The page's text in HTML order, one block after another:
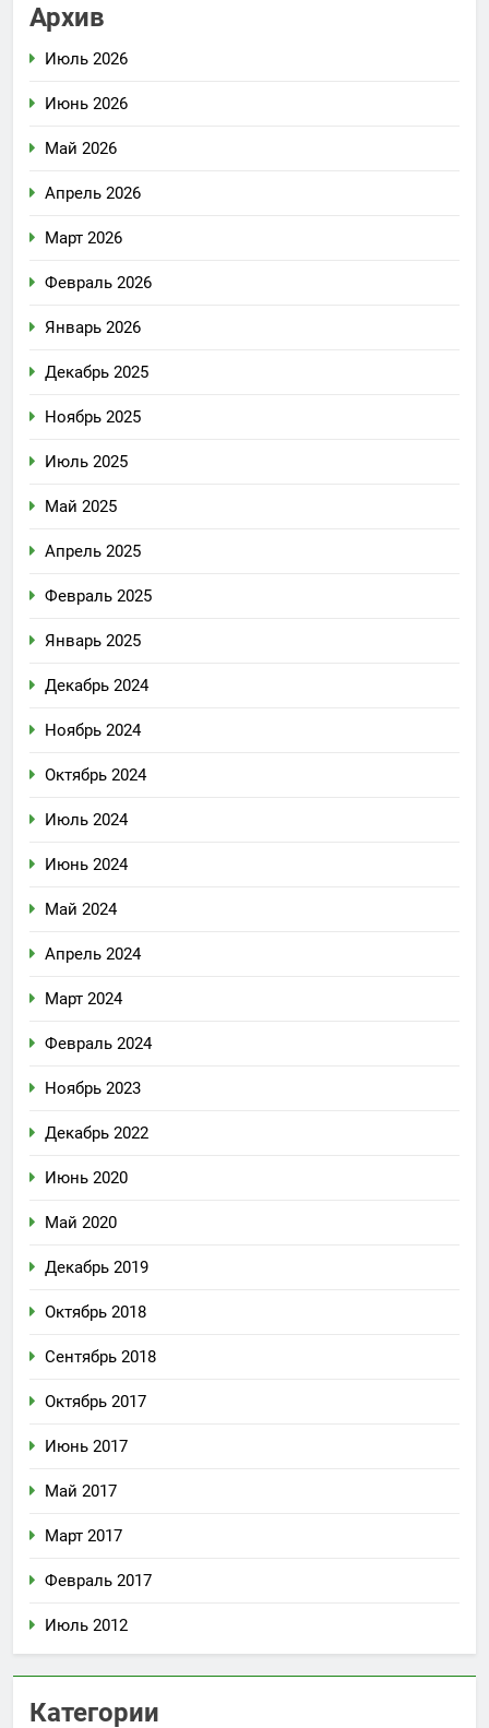
Архив
Июль 2026
Июнь 2026
Май 2026
Апрель 2026
Март 2026
Февраль 2026
Январь 2026
Декабрь 2025
Ноябрь 2025
Июль 2025
Май 2025
Апрель 2025
Февраль 2025
Январь 2025
Декабрь 2024
Ноябрь 2024
Октябрь 2024
Июль 2024
Июнь 2024
Май 2024
Апрель 2024
Март 2024
Февраль 2024
Ноябрь 2023
Декабрь 2022
Июнь 2020
Май 2020
Декабрь 2019
Октябрь 2018
Сентябрь 2018
Октябрь 2017
Июнь 2017
Май 2017
Март 2017
Февраль 2017
Июль 2012
Категории